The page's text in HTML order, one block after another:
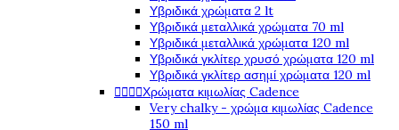
Υβριδικά χρώματα 2 lt
Υβριδικά μεταλλικά χρώματα 70 ml
Υβριδικά μεταλλικά χρώματα 120 ml
Υβριδικά γκλίτερ χρυσό χρώματα 120 ml
Υβριδικά γκλίτερ ασημί χρώματα 120 ml
Χρώματα κιμωλίας Cadence
Very chalky - χρώμα κιμωλίας Cadence
150 ml